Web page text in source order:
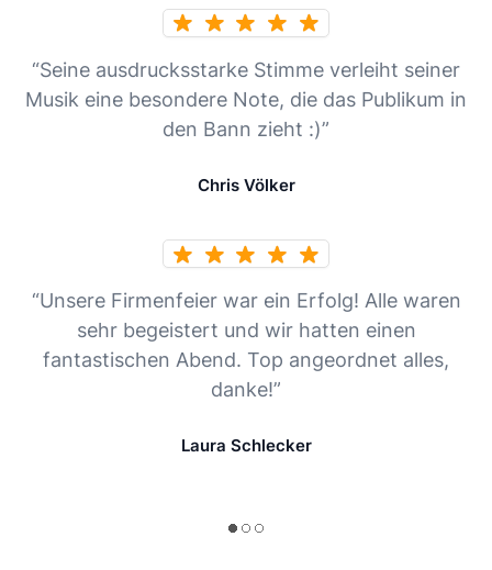
“Seine ausdrucksstarke Stimme verleiht seiner
Musik eine besondere Note, die das Publikum in
den Bann zieht :)”
Chris Völker
“Unsere Firmenfeier war ein Erfolg! Alle waren
sehr begeistert und wir hatten einen
fantastischen Abend. Top angeordnet alles,
danke!”
Laura Schlecker